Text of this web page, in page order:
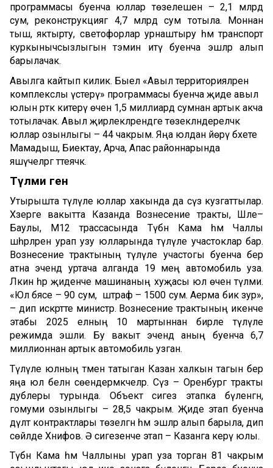
программасы буенча юллар төзелешенә – 2,1 млрд
сум, реконструкциягә 4,7 млрд сум тотыла. Моннан
тыш, яктырту, светофорлар урнаштыру һәм транспорт
куркынычсызлыгын тәэмин итү буенча эшләр алып
барылачак.
Авылга кайтып килик. Быел «Авыл территорияләрен
комплекслы үстерү» программасы буенча җиде авыл
юлын рәткә китерү өчен 1,5 миллиард сумнан артык акча
тотылачак. Авыл җирлекләрендәге төзекләндереләчәк
юллар озынлыгы – 44 чакрым. Яңа юлдан йөрү бәхете
Мамадыш, Биектау, Арча, Апас районнарында
яшәүчеләргә тәтеячәк.
Түләми генә
Утырышта түләүле юллар хакында да сүз кузгаттылар.
Хәзерге вакытта Казанда Вознесение тракты, Шәле–
Баулы, М12 трассасында Түбән Кама һәм Чаллы
шәһәрләрен урап узу юлларында түләүле участоклар бар.
Вознесение трактының түләүле участогы буенча бер
атна эчендә уртача алганда 19 мең автомобиль уза.
Ләкин һәр җиденче машинаның хуҗасы юл өчен түләми.
«Юл бәясе – 90 сум, ә штраф – 1500 сум.Аерма бик зур»,
– дип искәртте министр. Вознесение трактының икенче
этабы 2025 елның 10 мартыннан бирле түләүле
режимда эшли. Бу вакыт эчендә аның буенча 6,7
миллионнан артык автомобиль узган.
Түләүле юлның тәмен татыган Казан халкын тагын бер
яңа юл белән сөендермәкчеләр. Сүз – Оренбург тракты
дублеры турында. Объект сигез этапка бүленгән,
гомуми озынлыгы – 28,5 чакрым. Җиде этап буенча
дәүләт контрактлары төзелгән һәм эшләр алып барыла, дип
сөйләде Хәнифов. Ә сигезенче этап – Казанга керү юлы.
Түбән Кама һәм Чаллыны урап уза торган 81 чакрым